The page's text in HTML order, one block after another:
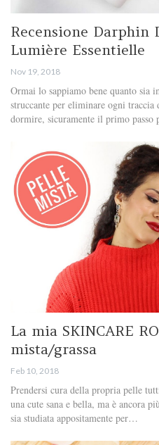
Recensione Darphin
Lumière Essentielle
Nov 19, 2018
Ormai lo sappiamo bene quanto sia
struccante per eliminare ogni
dormire, sicuramente il primo passo
La mia SKINCARE
mista/grassa
Feb 10, 2018
Prendersi cura della propria pelle
una cute sana e bella, ma è ancora
sia studiata appositamente per…